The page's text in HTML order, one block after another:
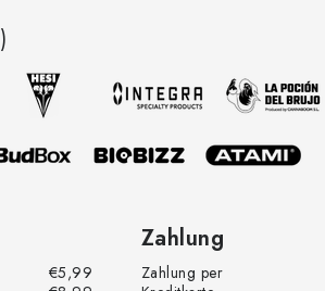
€5,99
Zahlung
Zahlung per